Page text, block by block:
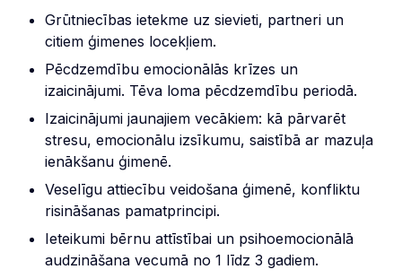
Grūtniecības ietekme uz sievieti, partneri un
citiem ģimenes locekļiem.
Pēcdzemdību emocionālās krīzes un
izaicinājumi. Tēva loma pēcdzemdību periodā.
Izaicinājumi jaunajiem vecākiem: kā pārvarēt
stresu, emocionālu izsīkumu, saistībā ar mazuļa
ienākšanu ģimenē.
Veselīgu attiecību veidošana ģimenē, konfliktu
risināšanas pamatprincipi.
Ieteikumi bērnu attīstībai un psihoemocionālā
audzināšana vecumā no 1 līdz 3 gadiem.